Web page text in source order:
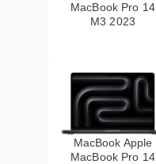
MacBook Pro 14
M3 2023
MacBook Apple
MacBook Pro 14